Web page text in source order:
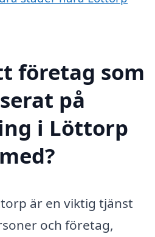
företag som
på
i Löttorp
är en viktig tjänst
och företag,